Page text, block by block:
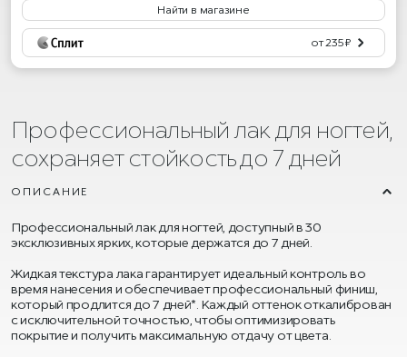
Найти в магазине
от 235 ₽
Профессиональный лак для ногтей,
сохраняет стойкость до 7 дней
ОПИСАНИЕ
Профессиональный лак для ногтей, доступный в 30
эксклюзивных ярких, которые держатся до 7 дней.
Жидкая текстура лака гарантирует идеальный контроль во
время нанесения и обеспечивает профессиональный финиш,
который продлится до 7 дней*. Каждый оттенок откалиброван
с исключительной точностью, чтобы оптимизировать
покрытие и получить максимальную отдачу от цвета.